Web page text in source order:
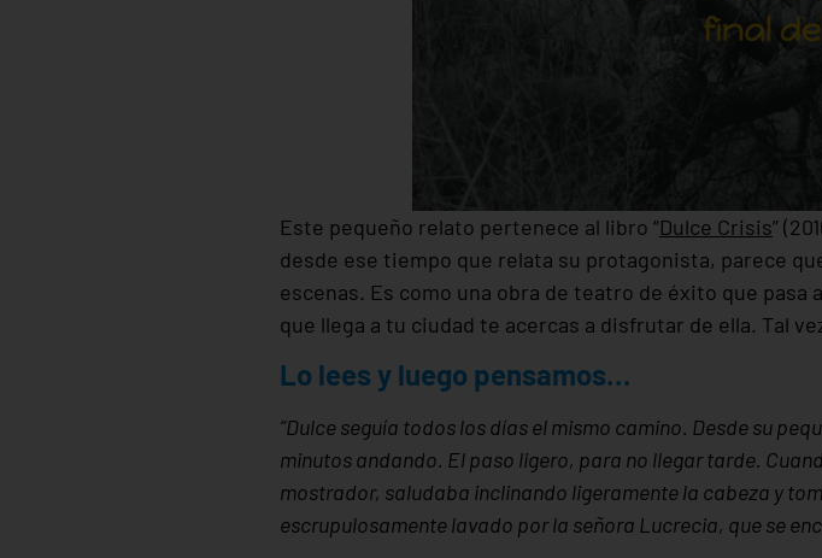
Este pequeño relato pertenece al libro “Dulce Crisis”
desde ese tiempo que relata su protagonista, parece
escenas. Es como una obra de teatro de éxito que pasa
que llega a tu ciudad te acercas a disfrutar de ella. Tal
Lo lees y luego pensamos…
“Dulce seguía todos los días el mismo camino. Desde su
minutos andando. El paso ligero, para no llegar tarde.
mostrador, saludaba inclinando ligeramente la cabeza y
escrupulosamente lavado por la señora Lucrecia, que se